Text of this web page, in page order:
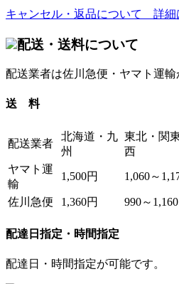
キャンセル・返品について 詳細
配送・送料について
配送業者は佐川急便・ヤマト運輸
送 料
配送業者
北海道・九
州
東北・関
西
ヤマト運
輸
1,500円 1,060～
佐川急便
1,360円 990～
配達日指定・時間指定
配達日・時間指定が可能です。